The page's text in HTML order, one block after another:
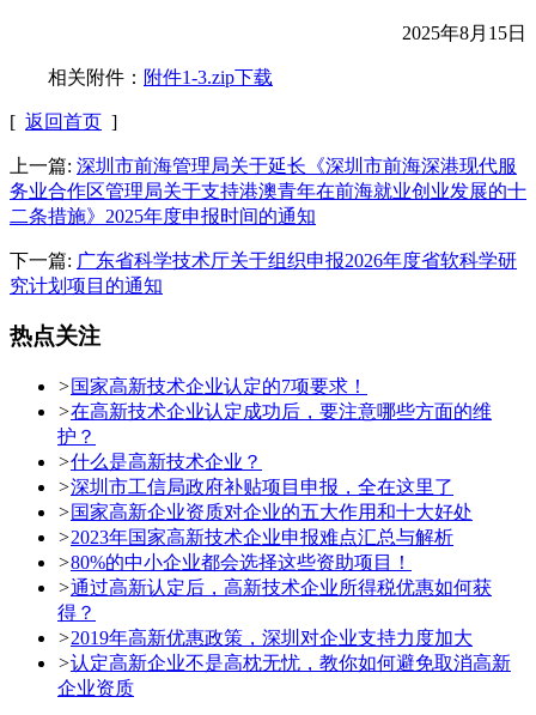
2025年8月15日
相关附件： 附件1-3.zip下载
[ 返回首页 ]
上一篇: 深圳市前海管理局关于延长《深圳市前海深港现代服
务业合作区管理局关于支持港澳青年在前海就业创业发展的十
二条措施》2025年度申报时间的通知
下一篇: 广东省科学技术厅关于组织申报2026年度省软科学研
究计划项目的通知
热点关注
>国家高新技术企业认定的7项要求！
>在高新技术企业认定成功后，要注意哪些方面的维
护？
>什么是高新技术企业？
>深圳市工信局政府补贴项目申报，全在这里了
>国家高新企业资质对企业的五大作用和十大好处
>2023年国家高新技术企业申报难点汇总与解析
>80%的中小企业都会选择这些资助项目！
>通过高新认定后，高新技术企业所得税优惠如何获
得？
>2019年高新优惠政策，深圳对企业支持力度加大
>认定高新企业不是高枕无忧，教你如何避免取消高新
企业资质